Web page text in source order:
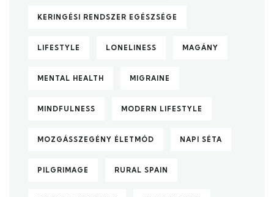
KERINGÉSI RENDSZER EGÉSZSÉGE
LIFESTYLE LONELINESS MAGÁNY
MENTAL HEALTH MIGRAINE
MINDFULNESS MODERN LIFESTYLE
MOZGÁSSZEGÉNY ÉLETMÓD NAPI SÉTA
PILGRIMAGE RURAL SPAIN